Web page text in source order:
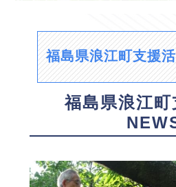
福島県浪江町支援
福島県浪江町